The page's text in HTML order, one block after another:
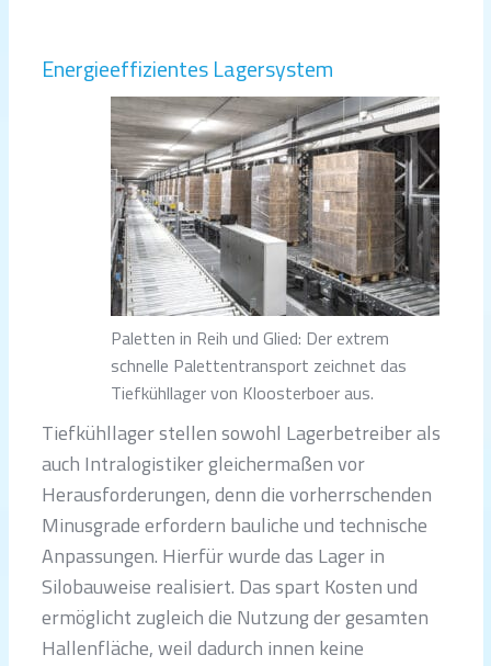
Energieeffizientes Lagersystem
Paletten in Reih und Glied: Der extrem
schnelle Palettentransport zeichnet das
Tiefkühllager von Kloosterboer aus.
Tiefkühllager stellen sowohl Lagerbetreiber als
auch Intralogistiker gleichermaßen vor
Herausforderungen, denn die vorherrschenden
Minusgrade erfordern bauliche und technische
Anpassungen. Hierfür wurde das Lager in
Silobauweise realisiert. Das spart Kosten und
ermöglicht zugleich die Nutzung der gesamten
Hallenfläche, weil dadurch innen keine